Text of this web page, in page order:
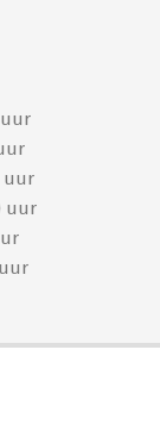
uur
uur
uur